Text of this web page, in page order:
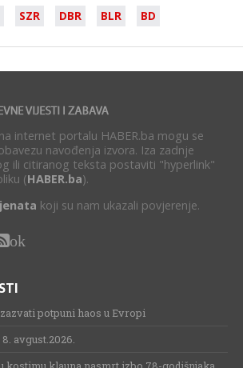
SZR DBR BLR BD
internet portalu HABER.ba mogu se
navođenja izvora. Iza zadnje
ili citiranog teksta postaviti "hyperlink"
(HABER.ba).
koji su nam ukazali povjerenje.
ok
potpuni haos u Evropi
avgust.2026.